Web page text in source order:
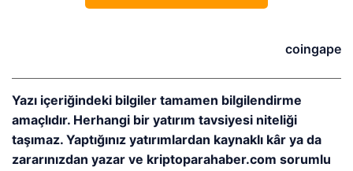
coingape
Yazı içeriğindeki bilgiler tamamen bilgilendirme
amaçlıdır. Herhangi bir yatırım tavsiyesi niteliği
taşımaz. Yaptığınız yatırımlardan kaynaklı kâr ya da
zararınızdan yazar ve kriptoparahaber.com sorumlu